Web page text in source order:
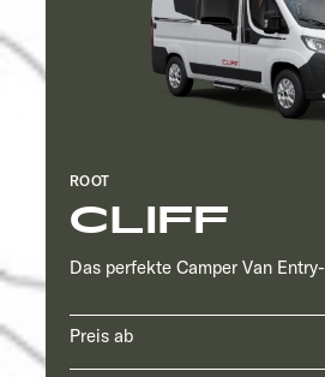
CLIFF
ROOT
Das perfekte Camper Van
Preis ab